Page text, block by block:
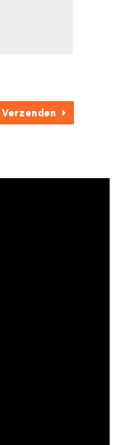
Verzenden